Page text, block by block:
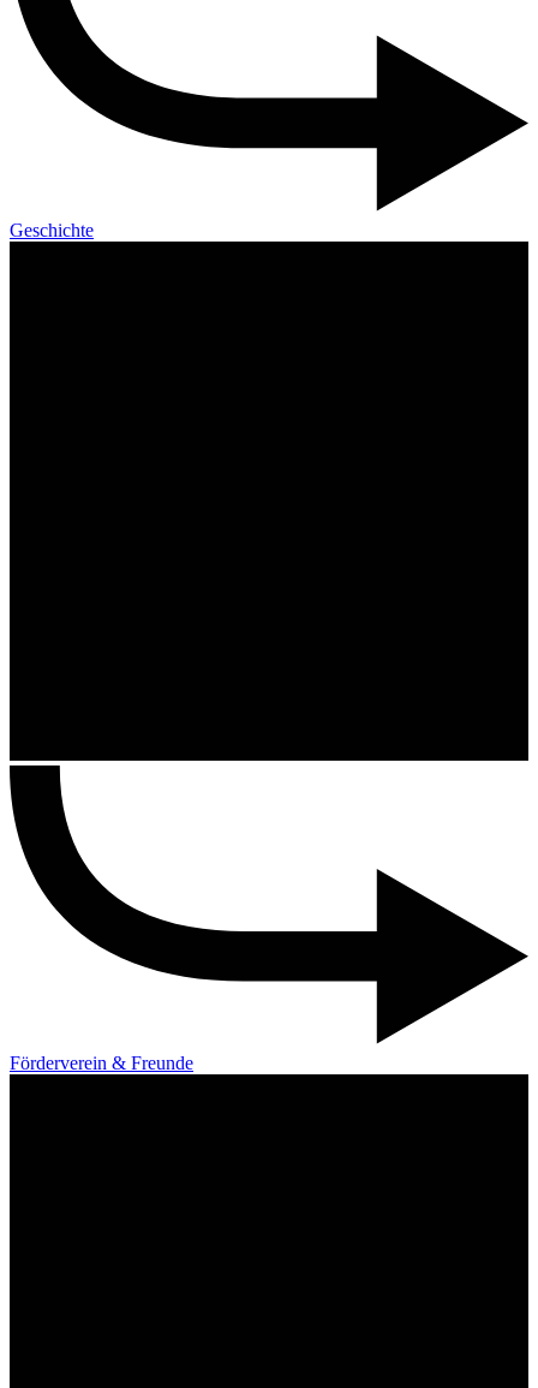
Geschichte
Förderverein & Freunde